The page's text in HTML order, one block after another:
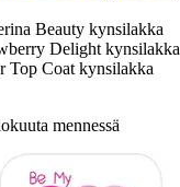
Beauty kynsilakka
Delight kynsilakka
Top Coat kynsilakka
mennessä